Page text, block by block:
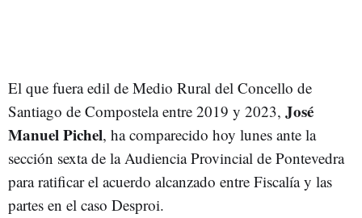
El que fuera edil de Medio Rural del Concello de
Santiago de Compostela entre 2019 y 2023, José
Manuel Pichel, ha comparecido hoy lunes ante la
sección sexta de la Audiencia Provincial de Pontevedra
para ratificar el acuerdo alcanzado entre Fiscalía y las
partes en el caso Desproi.